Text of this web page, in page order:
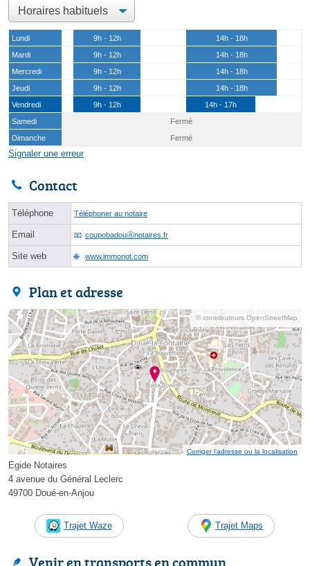
Lundi 9h - 12h
14h - 18h
Mardi
9h - 12h
14h - 18h
Mercredi
9h - 12h
14h - 18h
Jeudi
9h - 12h
14h - 18h
Vendredi
9h - 12h
14h - 17h
Samedi
Fermé
Dimanche
Fermé
Signaler une erreur
Contact
Téléphone Téléphoner au notaire
Email coupobadouⓐnotaires.fr
Site web www.immonot.com
Plan et adresse
© contributeurs OpenStreetMap
Corriger l’adresse ou la localisation
Egide Notaires
4 avenue du Général Leclerc
49700 Doué-en-Anjou
Trajet Waze Trajet Maps
Venir en transports en commun